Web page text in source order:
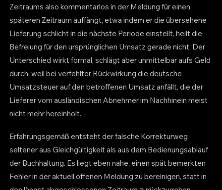
Zeitraums also kommentarlos in der Meldung für einen
späteren Zeitraum auffängt, etwa indem er die übersehene
Lieferung schlicht in die nächste Periode einstellt, heilt die
Befreiung für den ursprünglichen Umsatz gerade nicht. Der
Unterschied wirkt formal, schlägt aber unmittelbar aufs Geld
durch, weil bei verfehlter Rückwirkung die deutsche
Umsatzsteuer auf den betroffenen Umsatz anfällt, die der
Lieferer vom ausländischen Abnehmer im Nachhinein meist
nicht mehr hereinholt.
Erfahrungsgemäß entsteht der falsche Korrekturweg
seltener aus Gleichgültigkeit als aus dem Bedienungsablauf
der Buchhaltung. Es liegt eben nahe, einen spät bemerkten
Fehler in der aktuell offenen Meldung zu bereinigen, statt in